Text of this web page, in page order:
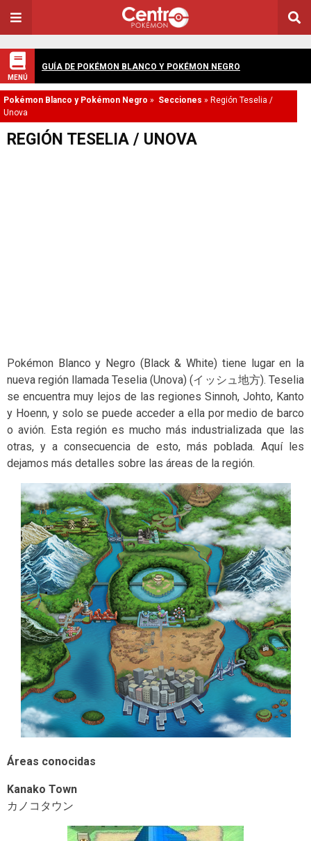
MENÚ
GUÍA DE POKÉMON BLANCO Y POKÉMON NEGRO
Pokémon Blanco y Pokémon Negro » Secciones » Región Teselia /
Unova
REGIÓN TESELIA / UNOVA
Pokémon Blanco y Negro (Black & White) tiene lugar en la
nueva región llamada Teselia (Unova) (イッシュ地方). Teselia
se encuentra muy lejos de las regiones Sinnoh, Johto, Kanto
y Hoenn, y solo se puede acceder a ella por medio de barco
o avión. Esta región es mucho más industrializada que las
otras, y a consecuencia de esto, más poblada. Aquí les
dejamos más detalles sobre las áreas de la región.
Áreas conocidas
Kanako Town
カノコタウン